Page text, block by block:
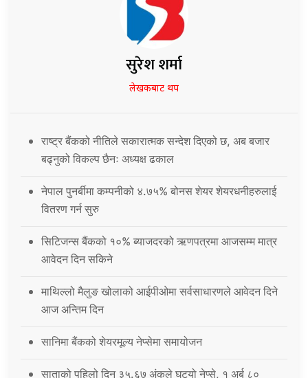
सुरेश शर्मा
लेखकबाट थप
राष्ट्र बैंकको नीतिले सकारात्मक सन्देश दिएको छ, अब बजार
बढ्नुको विकल्प छैनः अध्यक्ष ढकाल
नेपाल पुनर्बीमा कम्पनीको ४.७५% बोनस शेयर शेयरधनीहरुलाई
वितरण गर्न सुरु
सिटिजन्स बैंकको १०% ब्याजदरको ऋणपत्रमा आजसम्म मात्र
आवेदन दिन सकिने
माथिल्लो मैलुङ खोलाको आईपीओमा सर्वसाधारणले आवेदन दिने
आज अन्तिम दिन
सानिमा बैंकको शेयरमूल्य नेप्सेमा समायोजन
साताको पहिलो दिन ३५.६७ अंकले घट्यो नेप्से, १ अर्ब ८०